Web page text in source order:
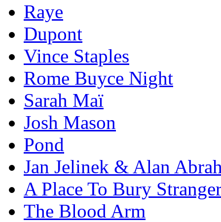
Raye
Dupont
Vince Staples
Rome Buyce Night
Sarah Maï
Josh Mason
Pond
Jan Jelinek & Alan
A Place To Bury
The Blood Arm